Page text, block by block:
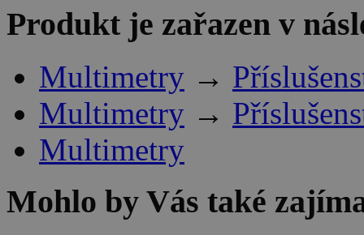
Produkt je zařazen v
Multimetry →
Multimetry →
Multimetry
Mohlo by Vás také